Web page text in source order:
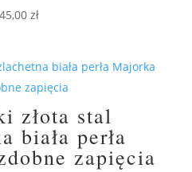
45,00 zł
złota stal
biała perła
zapięcia